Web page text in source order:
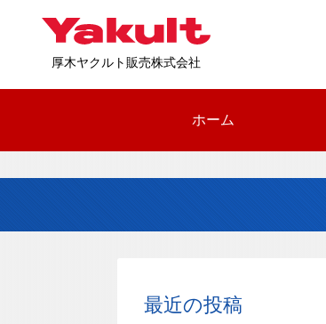
厚木ヤクルト販売株式会社
ホーム
最近の投稿